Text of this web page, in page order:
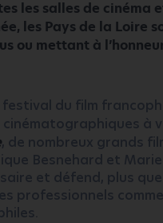
les salles de cinéma
les Pays de la Loire
ou mettant à
festival du film
à
, de nombreux grands
Besnehard et
et défend, plus
professionnels